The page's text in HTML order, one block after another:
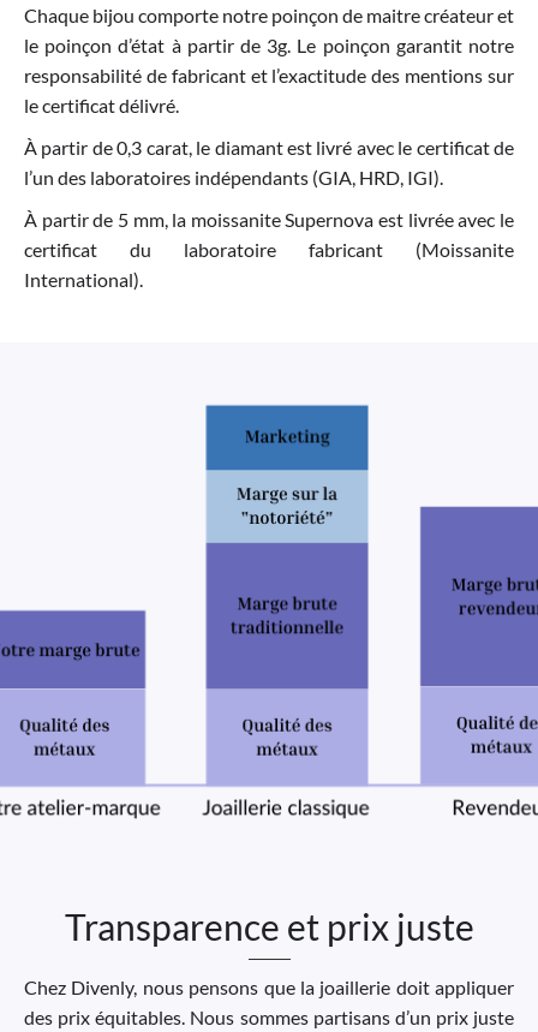
Chaque bijou comporte notre poinçon de maitre créateur et
le poinçon d’état à partir de 3g. Le poinçon garantit notre
responsabilité de fabricant et l’exactitude des mentions sur
le certificat délivré.
À partir de 0,3 carat, le diamant est livré avec le certificat de
l’un des laboratoires indépendants (GIA, HRD, IGI).
À partir de 5 mm, la moissanite Supernova est livrée avec le
certificat du laboratoire fabricant (Moissanite
International).
Transparence et prix juste
Chez Divenly, nous pensons que la joaillerie doit appliquer
des prix équitables. Nous sommes partisans d’un prix juste